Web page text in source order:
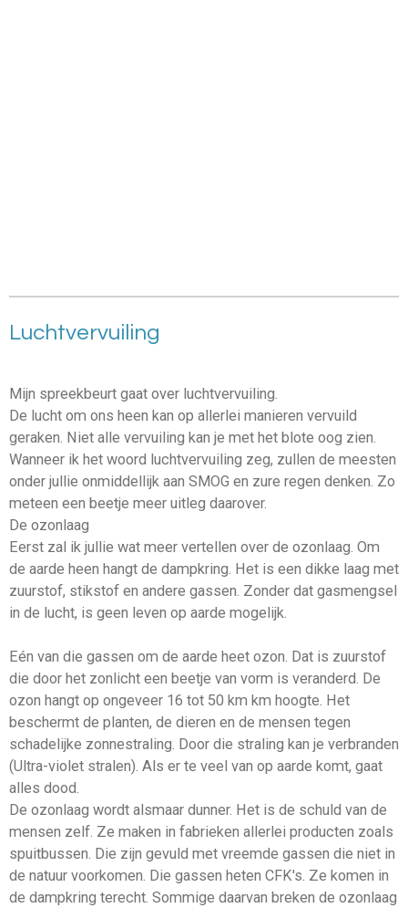
Luchtvervuiling
Mijn spreekbeurt gaat over luchtvervuiling.
De lucht om ons heen kan op allerlei manieren vervuild
geraken. Niet alle vervuiling kan je met het blote oog zien.
Wanneer ik het woord luchtvervuiling zeg, zullen de meesten
onder jullie onmiddellijk aan SMOG en zure regen denken. Zo
meteen een beetje meer uitleg daarover.
De ozonlaag
Eerst zal ik jullie wat meer vertellen over de ozonlaag. Om
de aarde heen hangt de dampkring. Het is een dikke laag met
zuurstof, stikstof en andere gassen. Zonder dat gasmengsel
in de lucht, is geen leven op aarde mogelijk.
Eén van die gassen om de aarde heet ozon. Dat is zuurstof
die door het zonlicht een beetje van vorm is veranderd. De
ozon hangt op ongeveer 16 tot 50 km km hoogte. Het
beschermt de planten, de dieren en de mensen tegen
schadelijke zonnestraling. Door die straling kan je verbranden
(Ultra-violet stralen). Als er te veel van op aarde komt, gaat
alles dood.
De ozonlaag wordt alsmaar dunner. Het is de schuld van de
mensen zelf. Ze maken in fabrieken allerlei producten zoals
spuitbussen. Die zijn gevuld met vreemde gassen die niet in
de natuur voorkomen. Die gassen heten CFK's. Ze komen in
de dampkring terecht. Sommige daarvan breken de ozonlaag